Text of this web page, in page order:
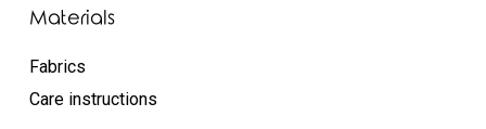
Materials
Fabrics
Care instructions